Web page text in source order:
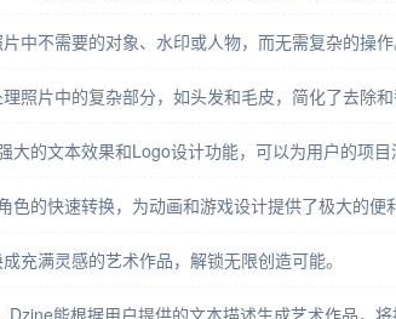
中不需要的对象、水印或人物，而无需复杂的操作
照片中的复杂部分，如头发和毛皮，简化了去除和
大的文本效果和Logo设计功能，可以为用户的项
色的快速转换，为动画和游戏设计提供了极大的便
充满灵感的艺术作品，解锁无限创造可能。
能根据用户提供的文本描述生成艺术作品，将